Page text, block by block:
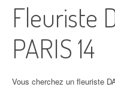
Fleuriste
PARIS 14
Vous cherchez un fleuriste